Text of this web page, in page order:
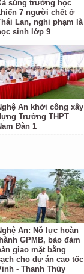
súng trường học
7 người chết ở
Lan, nghi phạm là
sinh lớp 9
An khởi công xây
Trường THPT
Đàn 1
An: Nỗ lực hoàn
GPMB, bảo đảm
giao mặt bằng
cho dự án cao tốc
- Thanh Thủy